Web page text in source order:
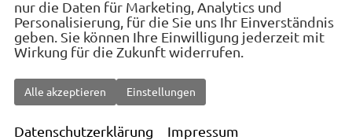
Totwinkel-Assistent
Virtual Cockpit
Induktions-Ladestation
Navigationssystem
Fernlichtassistent (Light Assist)
Geschwindigkeitsregelanlage
nur die Daten für Marketing, Analytics und
Personalisierung, für die Sie uns Ihr Einverständnis
geben. Sie können Ihre Einwilligung jederzeit mit
Wirkung für die Zukunft widerrufen.
Alle akzeptieren Einstellungen
Datenschutzerklärung Impressum